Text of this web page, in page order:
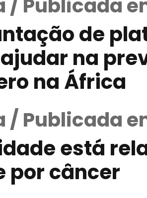
/ Publicada
de
na
na África
/ Publicada
está
por câncer